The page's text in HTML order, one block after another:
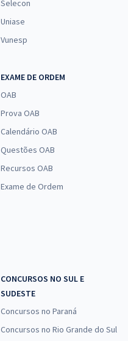
Selecon
Uniase
Vunesp
EXAME DE ORDEM
OAB
Prova OAB
Calendário OAB
Questões OAB
Recursos OAB
Exame de Ordem
CONCURSOS NO SUL E
SUDESTE
Concursos no Paraná
Concursos no Rio Grande do Sul